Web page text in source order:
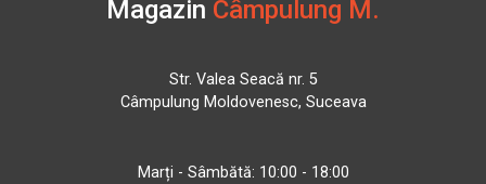
Magazin Câmpulung M.
Str. Valea Seacă nr. 5
Câmpulung Moldovenesc, Suceava
Marți - Sâmbătă: 10:00 - 18:00